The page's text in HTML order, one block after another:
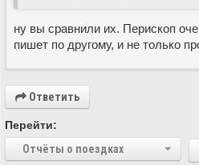
ну вы сравнили их. Перископ
пишет по другому, и не только
Ответить
Перейти:
Отчёты о поездках